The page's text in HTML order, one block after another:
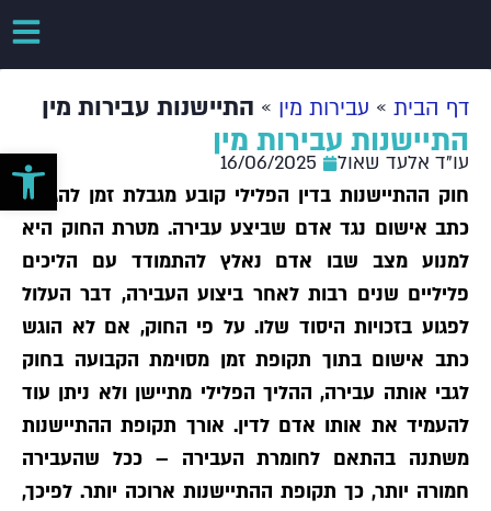
דף הבית » עבירות מין » התיישנות עבירות מין
התיישנות עבירות מין
עו"ד אלעד שאול
16/06/2025
חוק ההתיישנות בדין הפלילי קובע מגבלת זמן להגשת
כתב אישום נגד אדם שביצע עבירה. מטרת החוק היא
למנוע מצב שבו אדם נאלץ להתמודד עם הליכים
פליליים שנים רבות לאחר ביצוע העבירה, דבר העלול
לפגוע בזכויות היסוד שלו. על פי החוק, אם לא הוגש
כתב אישום בתוך תקופת זמן מסוימת הקבועה בחוק
לגבי אותה עבירה, ההליך הפלילי מתיישן ולא ניתן עוד
להעמיד את אותו אדם לדין. אורך תקופת ההתיישנות
משתנה בהתאם לחומרת העבירה – ככל שהעבירה
חמורה יותר, כך תקופת ההתיישנות ארוכה יותר. לפיכך,
פתח